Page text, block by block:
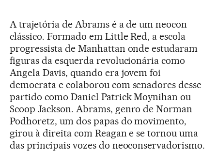
A trajetória de Abrams é a de um neocon
clássico. Formado em Little Red, a escola
progressista de Manhattan onde estudaram
figuras da esquerda revolucionária como
Angela Davis, quando era jovem foi
democrata e colaborou com senadores desse
partido como Daniel Patrick Moynihan ou
Scoop Jackson. Abrams, genro de Norman
Podhoretz, um dos papas do movimento,
girou à direita com Reagan e se tornou uma
das principais vozes do neoconservadorismo.